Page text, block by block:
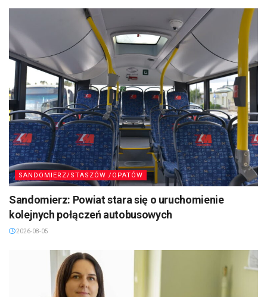
SANDOMIERZ/STASZÓW /OPATÓW
Sandomierz: Powiat stara się o uruchomienie
kolejnych połączeń autobusowych
2026-08-05